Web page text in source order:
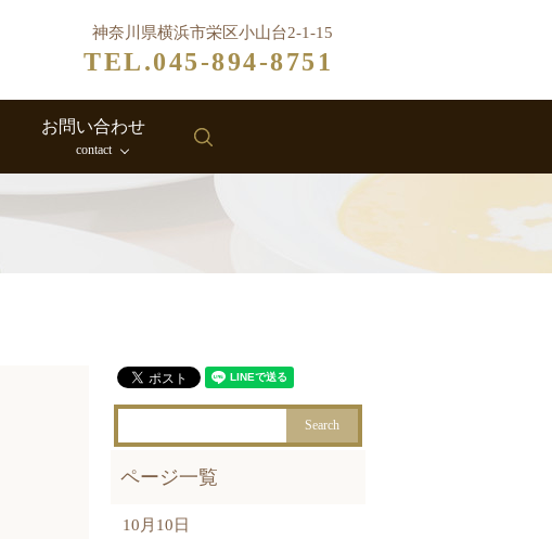
神奈川県横浜市栄区小山台2-1-15
TEL.045-894-8751
お問い合わせ
contact
10月10日